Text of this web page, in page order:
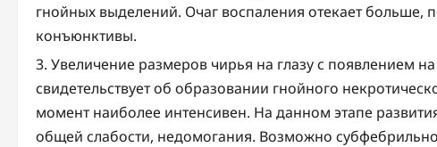
гнойных выделений. Очаг воспаления отекает больше,
конъюнктивы.
Увеличение размеров чирья на глазу с появлением
свидетельствует об образовании гнойного
момент наиболее интенсивен. На данном этапе
общей слабости, недомогания. Возможно